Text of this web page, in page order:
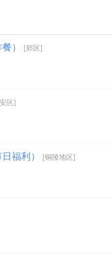
） [郊区]
区]
福利） [铜陵地区]